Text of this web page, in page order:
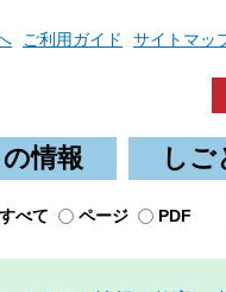
ご利用ガイド サイトマッ
情報 しご
すべて ページ PDF